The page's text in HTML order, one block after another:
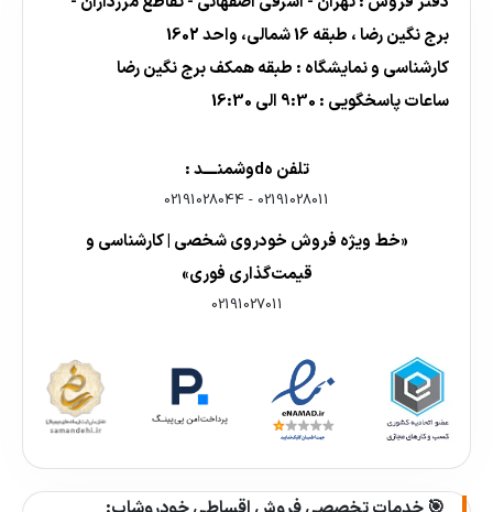
برج نگین رضا ، طبقه 16 شمالی، واحد 1602
کارشناسی و نمایشگاه : طبقه همکف برج نگین رضا
ساعات پاسخگویی : 9:30 الی 16:30
تلفن هdوشمنــــد :
02191028011
-
02191028044
«خط ویژه فروش خودروی شخصی | کارشناسی و
قیمت‌گذاری فوری»
02191027011